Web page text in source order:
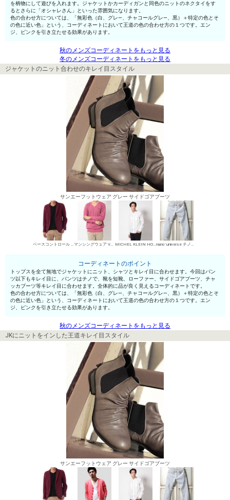
を柄物にして遊びを入れます。ジャケットかカーディガンと同色のニットのネクタイをす
るとさらに「オシャレさん」といった雰囲気になります。
色の合わせ方については、「無彩色（白、グレ—、チャコールグレ—、黒）＋特定の色とそ
の色に近い色」という、コーディネートにおいて王道の色の合わせ方の１つです。エン
ジ、ピンクを引き立たせる効果があります。
秋のメンズコーディネートをもっと見る
冬のメンズコーディネートをもっと見る
ジャケットのニット合わせのキレイ目スタイル
サンエーフットウェア グレー サイドゴアブーツ
ベースコントロール カジュアルジャケット マンシングウェア Vネックセーター MICHEL KLEIN HOMME シャツ nano･universe チノパン・綿パン
コーディネートのポイント
トップスを全て無地でジャケットにニット、シャツとキレイ目に合わせます。今回はパン
ツ以下もキレイ目に、パンツはチノで、靴を短靴、ローファー、サイドゴアブーツ、チャ
ッカブーツ等キレイ目に合わせます。全体的に品が良く見えるコーディネートです。
色の合わせ方については、「無彩色（白、グレ—、チャコールグレ—、黒）＋特定の色とそ
の色に近い色」という、コーディネートにおいて王道の色の合わせ方の１つです。エン
ジ、ピンクを引き立たせる効果があります。
秋のメンズコーディネートをもっと見る
JKにニットをインした王道キレイ目スタイル
サンエーフットウェア グレー サイドゴアブーツ